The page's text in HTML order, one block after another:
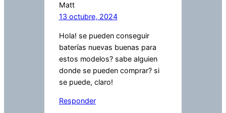
Matt
13 octubre, 2024
Hola! se pueden conseguir
baterías nuevas buenas para
estos modelos? sabe alguien
donde se pueden comprar? si
se puede, claro!
Responder